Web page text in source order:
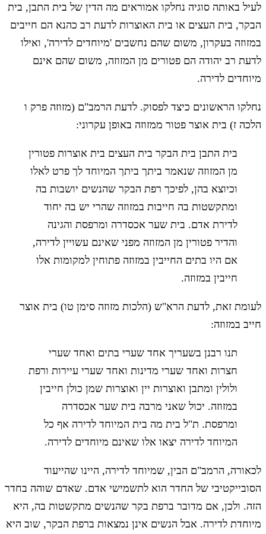
לעיל באותה סוגיה נחלקו אמוראים מה הדין של בית התבן, בית
הבקר, בית העצים או בית האוצרות לדעת רב כהנא הם חייבים
במזוזה בעקרון, משום שהם נחשבים 'מיוחדים לדירה', ואילו
לדעת רב יהודה הם פטורים מן המזוזה, משום שהם אינם
מיוחדים לדירה.
נחלקו הראשונים כיצד לפסוק. לדעת הרמב"ם (מזוזה פרק ו
הלכה ז) בית אוצר פטור ממזוזה באופן עקרוני:
בית התבן בית הבקר בית העצים בית אוצרות פטורין
מן המזוזה שנאמר ביתך ביתך המיוחד לך פרט לאלו
וכיוצא בהן, לפיכך רפת הבקר שהנשים יושבות בה
ומתקשטות בה חייבות במזוזה שהרי יש בה יחוד
לדירת אדם. בית שער אכסדרה ומרפסת והגינה
והדיר פטורין מן המזוזה מפני שאינם עשויין לדירה,
אם היו בתים החייבין במזוזה פתוחין למקומות אלו
חייבין במזוזה.
לעומת זאת, לדעת הרא"ש (הלכות מזוזה סימן טו) בית אוצר
חייב במזוזה:
תנו רבנן בשעריך אחד שערי בתים ואחד שערי
חצרות ואחד שערי מדינות ואחד שערי עיירות ורפת
ולולין ומתבן ואוצרות יין ואוצרות שמן כולן חייבין
במזוזה. יכול שאני מרבה בית שער אכסדרה
ומרפסת. ת"ל בית מה בית המיוחד לדירה אף כל
המיוחד לדירה יצאו אלו שאינם מיוחדים לדירה.
לכאורה, הרמב"ם הבין, שמיוחד לדירה, היינו שהייעוד
הסובייקטיבי של החדר הוא לתשמישי אדם. שאדם שוהה בחדר
הזה. ולכן, אם מדובר ברפת בקר שהנשים מתקשטות בה, היא
מיוחדת לדירה. אבל הנשים אינן נמצאות ברפת הבקר, שוב היא